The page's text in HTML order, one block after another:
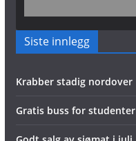
Siste innlegg
Krabber stadig nordover
Gratis buss for studenter